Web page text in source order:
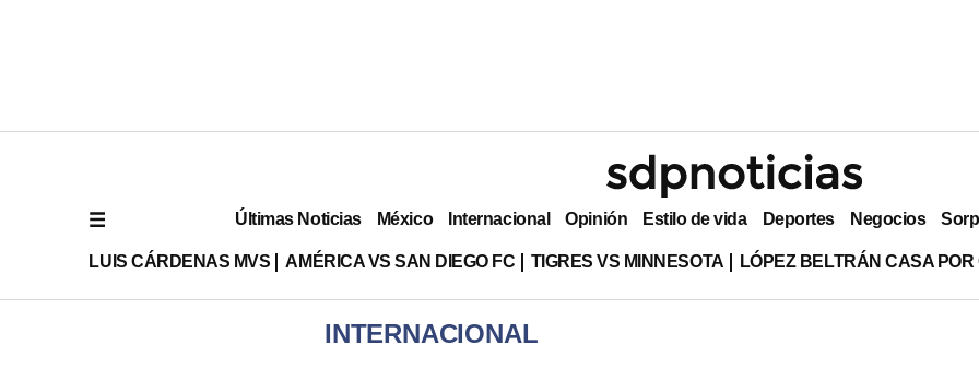
Últimas Noticias México Internacional Opinión Estilo de vida Deportes Negocios
LUIS CÁRDENAS MVS AMÉRICA VS SAN DIEGO FC TIGRES VS MINNESOTA LÓPEZ BELTRÁN CASA
INTERNACIONAL